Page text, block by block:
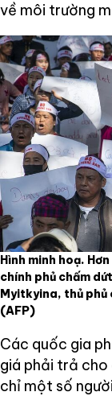
về môi trường
Hình minh hoạ.
chính phủ chấm
Myitkyina, thủ
(AFP)
Các quốc gia
giá phải trả
chỉ một số